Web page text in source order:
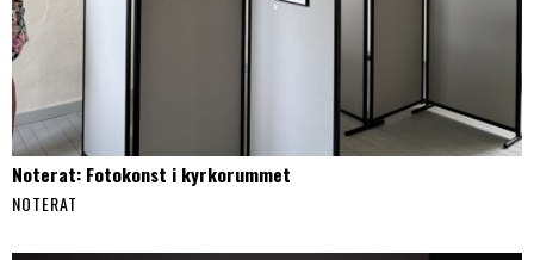
Noterat: Fotokonst i kyrkorummet
NOTERAT